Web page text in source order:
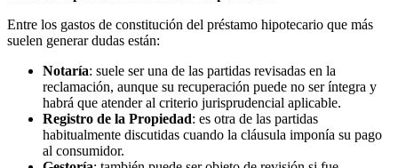
Entre los gastos de constitución del préstamo hipotecario que más
suelen generar dudas están:
Notaría: suele ser una de las partidas revisadas en la
reclamación, aunque su recuperación puede no ser íntegra y
habrá que atender al criterio jurisprudencial aplicable.
Registro de la Propiedad: es otra de las partidas
habitualmente discutidas cuando la cláusula imponía su pago
al consumidor.